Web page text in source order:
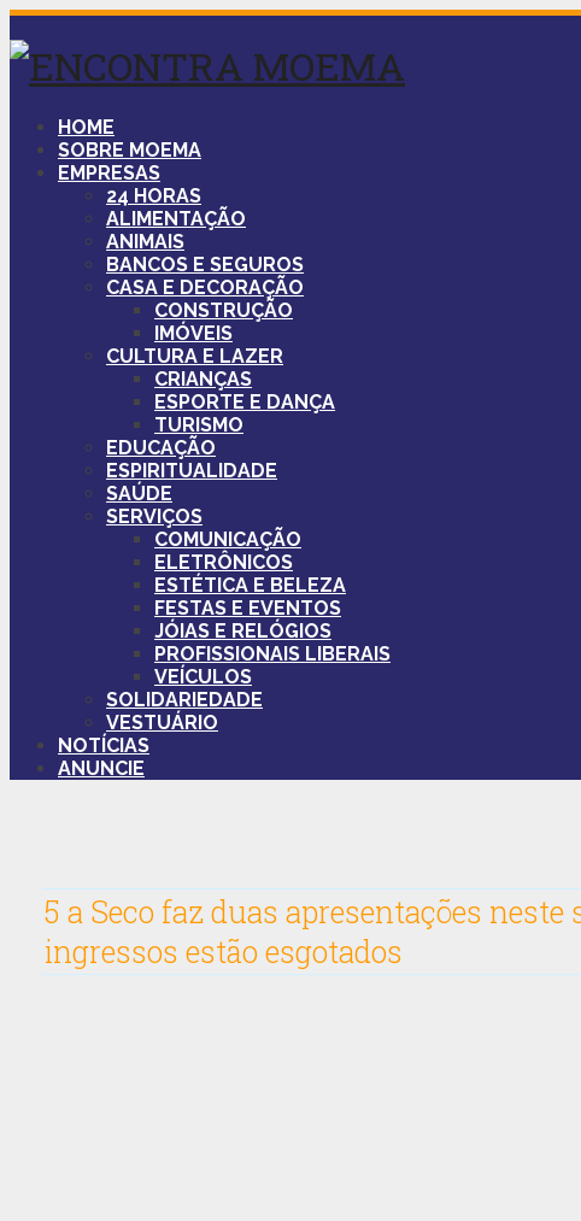
HOME
SOBRE MOEMA
EMPRESAS
24 HORAS
ALIMENTAÇÃO
ANIMAIS
BANCOS E SEGUROS
CASA E DECORAÇÃO
CONSTRUÇÃO
IMÓVEIS
CULTURA E LAZER
CRIANÇAS
ESPORTE E DANÇA
TURISMO
EDUCAÇÃO
ESPIRITUALIDADE
SAÚDE
SERVIÇOS
COMUNICAÇÃO
ELETRÔNICOS
ESTÉTICA E BELEZA
FESTAS E EVENTOS
JÓIAS E RELÓGIOS
PROFISSIONAIS LIBERAIS
VEÍCULOS
SOLIDARIEDADE
VESTUÁRIO
NOTÍCIAS
ANUNCIE
5 a Seco faz duas apresentações
ingressos estão esgotados